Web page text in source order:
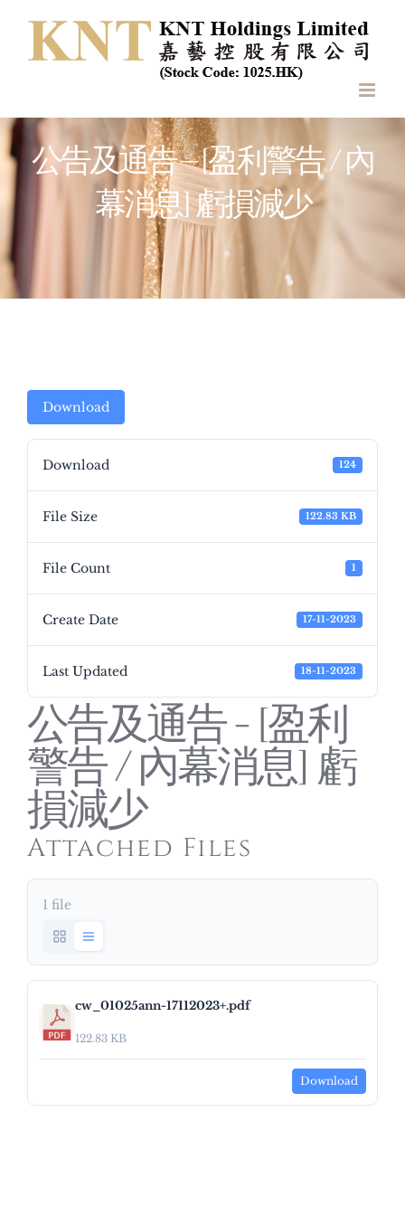
公告及通告 – [盈利警告 / 內
幕消息] 虧損減少
Download
Download 124
File Size 122.83 KB
File Count 1
Create Date 17-11-2023
Last Updated 18-11-2023
公告及通告 - [盈利
警告 / 內幕消息] 虧
損減少
Attached Files
1 file
cw_01025ann-17112023+.pdf
122.83 KB
Download